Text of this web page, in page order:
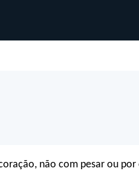
não com pesar ou por